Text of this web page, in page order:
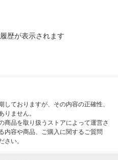
歴が表示されます
ておりますが、その内容の正確性、
りません。
商品を取り扱うストアによって運営さ
内容や商品、ご購入に関するご質問
さい。